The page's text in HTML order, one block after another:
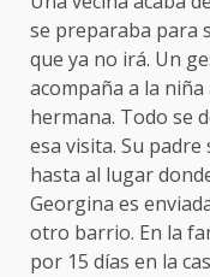
se preparaba para
que ya no irá. Un
acompaña a la
hermana. Todo se
esa visita. Su
hasta al lugar
Georgina es
otro barrio. En la
por 15 días en la